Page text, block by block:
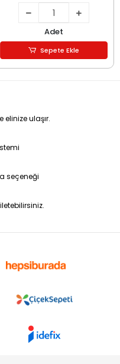
Adet
Sepete Ekle
elinize ulaşır.
seçeneği